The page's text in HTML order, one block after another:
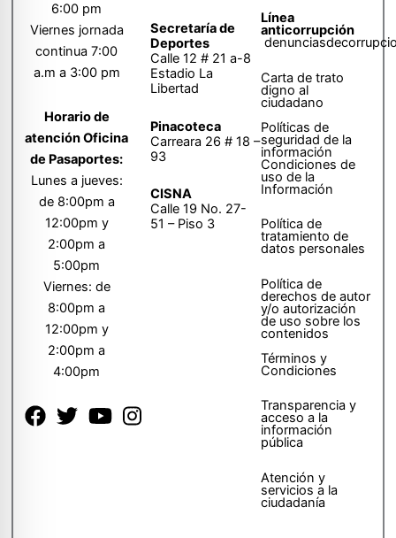
6:00 pm
Viernes jornada
continua 7:00
a.m a 3:00 pm
Horario de
atención Oficina
de Pasaportes:
Lunes a jueves:
de 8:00pm a
12:00pm y
2:00pm a
5:00pm
Viernes: de
8:00pm a
12:00pm y
2:00pm a
4:00pm
Secretaría de
Deportes
Calle 12 # 21 a-8
Estadio La
Libertad
Pinacoteca
Carreara 26 # 18 –
93
CISNA
Calle 19 No. 27-
51 – Piso 3
Línea
anticorrupción
Carta de trato
digno al
ciudadano
Políticas de
seguridad de la
información
Condiciones de
uso de la
Información
Política de
tratamiento de
datos personales
Política de
derechos de autor
y/o autorización
de uso sobre los
contenidos
Términos y
Condiciones
Transparencia y
acceso a la
información
pública
Atención y
servicios a la
ciudadanía